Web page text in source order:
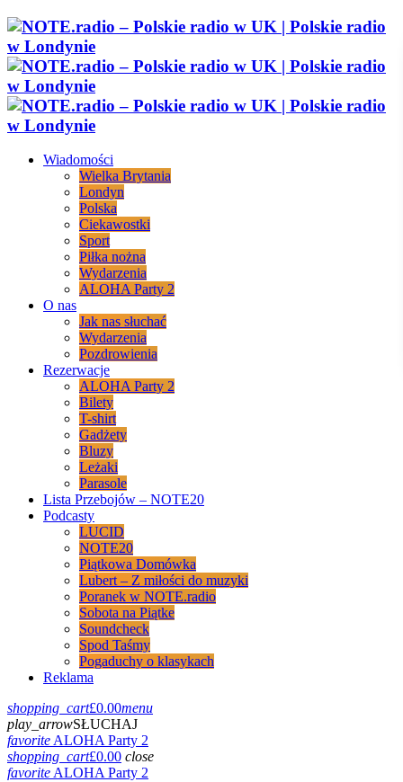
Wiadomości
Wielka Brytania
Londyn
Polska
Ciekawostki
Sport
Piłka nożna
Wydarzenia
ALOHA Party 2
O nas
Jak nas słuchać
Wydarzenia
Pozdrowienia
Rezerwacje
ALOHA Party 2
Bilety
T-shirt
Gadżety
Bluzy
Leżaki
Parasole
Lista Przebojów – NOTE20
Podcasty
LUCID
NOTE20
Piątkowa Domówka
Lubert – Z miłości do muzyki
Poranek w NOTE.radio
Sobota na Piątke
Soundcheck
Spod Taśmy
Pogaduchy o klasykach
Reklama
shopping_cart£0.00menu
play_arrowSŁUCHAJ
favoriteALOHA Party 2
shopping_cart£0.00 close
favoriteALOHA Party 2